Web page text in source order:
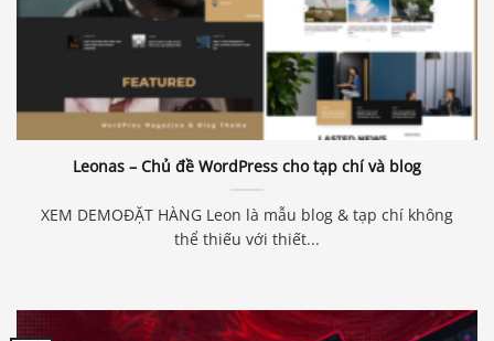
Leonas – Chủ đề WordPress cho tạp chí và blog
XEM DEMOĐẶT HÀNG Leon là mẫu blog & tạp chí không
thể thiếu với thiết...